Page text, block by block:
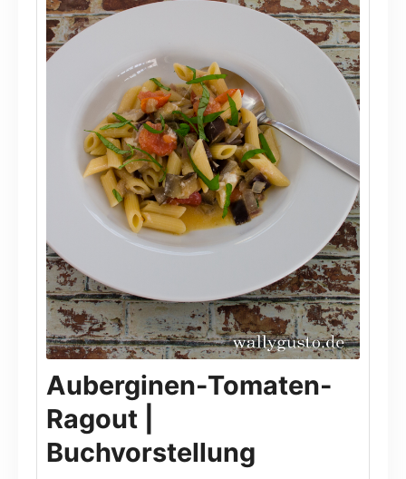
Auberginen-Tomaten-
Ragout |
Buchvorstellung